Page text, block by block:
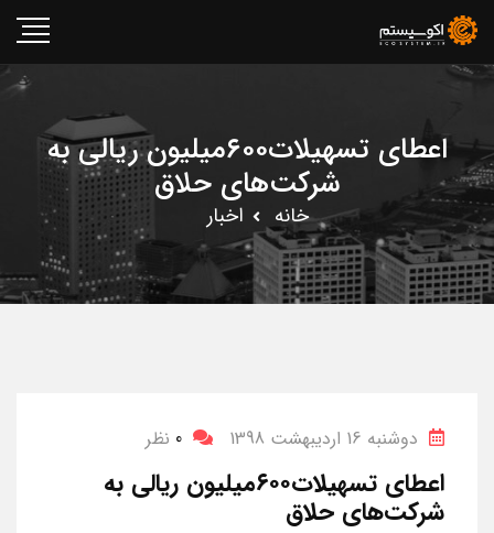
اعطای تسهیلات۶۰۰میلیون ریالی به
شرکت‌های حلاق
خانه اخبار
دوشنبه 16 اردیبهشت 1398 0 نظر
اعطای تسهیلات۶۰۰میلیون ریالی به
شرکت‌های حلاق